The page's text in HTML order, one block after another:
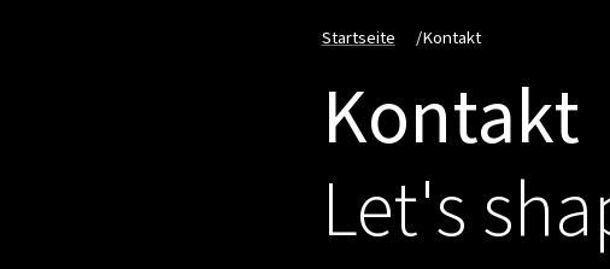
Startseite /Kontakt
Kontakt
Let's